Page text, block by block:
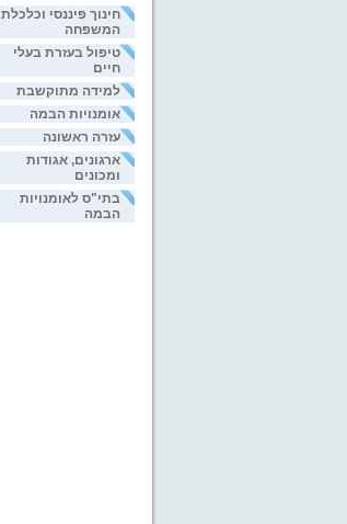
חינוך פיננסי וכלכלת
המשפחה
טיפול בעזרת בעלי
חיים
למידה מתוקשבת
אומנויות הבמה
עזרה ראשונה
ארגונים, אגודות
ומכונים
בתי"ס לאומנויות
הבמה